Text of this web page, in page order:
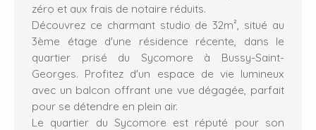
zéro et aux frais de notaire réduits.
Découvrez ce charmant studio de 32m², situé au
3ème étage d'une résidence récente, dans le
quartier prisé du Sycomore à Bussy-Saint-
Georges. Profitez d'un espace de vie lumineux
avec un balcon offrant une vue dégagée, parfait
pour se détendre en plein air.
Le quartier du Sycomore est réputé pour son